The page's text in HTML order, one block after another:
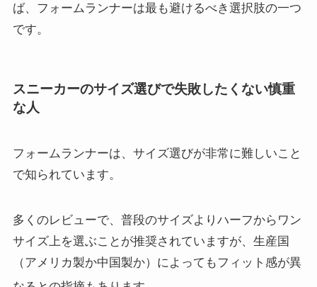
ば、フォームランナーは最も避けるべき選択肢の一つ
です。
スニーカーのサイズ選びで失敗したくない慎重
な人
フォームランナーは、サイズ選びが非常に難しいこと
で知られています。
多くのレビューで、普段のサイズよりハーフからワン
サイズ上を選ぶことが推奨されていますが、生産国
（アメリカ製か中国製か）によってもフィット感が異